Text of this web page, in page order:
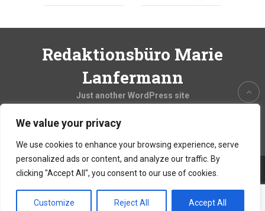
We value your privacy
We use cookies to enhance your browsing experience, serve
personalized ads or content, and analyze our traffic. By
clicking "Accept All", you consent to our use of cookies.
Customize Reject All Accept All
Redaktionsbüro Marie
Lanfermann
Just another WordPress site
Copyright © 2026Redaktionsbüro Marie Lanfermann
Theme byMyThemeShop.com